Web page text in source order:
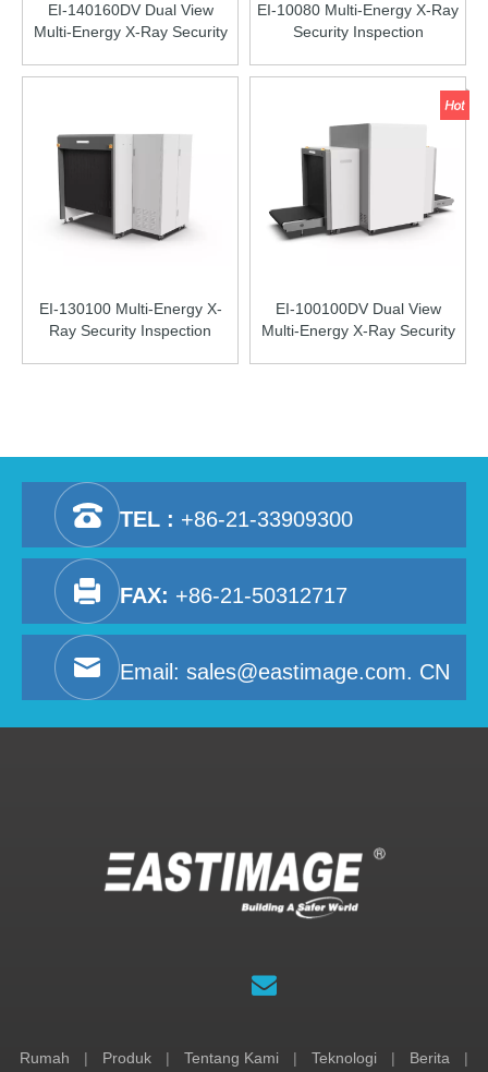
EI-140160DV Dual View
Multi-Energy X-Ray Security
EI-10080 Multi-Energy X-Ray
Security Inspection
EI-130100 Multi-Energy X-
Ray Security Inspection
EI-100100DV Dual View
Multi-Energy X-Ray Security
TEL : +86-21-33909300
FAX: +86-21-50312717
Email: sales@eastimage.com. CN
Rumah | Produk | Tentang Kami | Teknologi | Berita |